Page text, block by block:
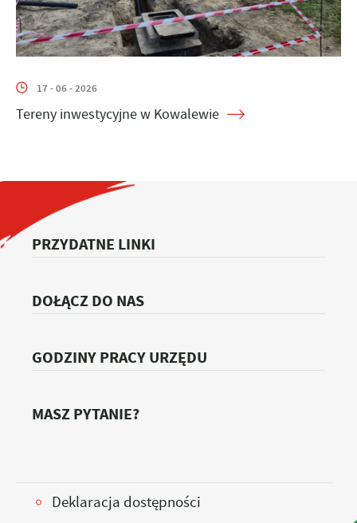
17 - 06 - 2026
Tereny inwestycyjne w Kowalewie
PRZYDATNE LINKI
DOŁĄCZ DO NAS
GODZINY PRACY URZĘDU
MASZ PYTANIE?
Deklaracja dostępności